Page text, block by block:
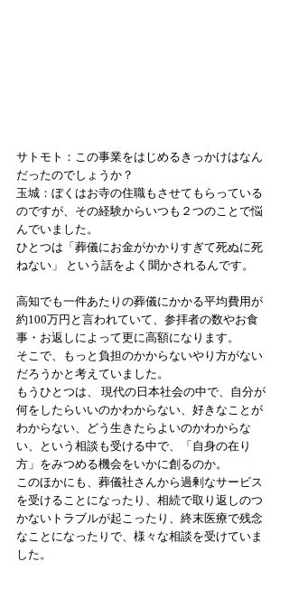
サトモト：この事業をはじめるきっかけはなん
だったのでしょうか？
玉城：ぼくはお寺の住職もさせてもらっている
のですが、その経験からいつも２つのことで悩
んでいました。
ひとつは「葬儀にお金がかかりすぎて死ぬに死
ねない」 という話をよく聞かされるんです。
高知でも一件あたりの葬儀にかかる平均費用が
約100万円と言われていて、参拝者の数やお食
事・お返しによって更に高額になります。
そこで、もっと負担のかからないやり方がない
だろうかと考えていました。
もうひとつは、 現代の日本社会の中で、自分が
何をしたらいいのかわからない、好きなことが
わからない、どう生きたらよいのかわからな
い、という相談も受ける中で、「自身の在り
方」をみつめる機会をいかに創るのか。
このほかにも、葬儀社さんから過剰なサービス
を受けることになったり、相続で取り返しのつ
かないトラブルが起こったり、終末医療で残念
なことになったりで、様々な相談を受けていま
した。